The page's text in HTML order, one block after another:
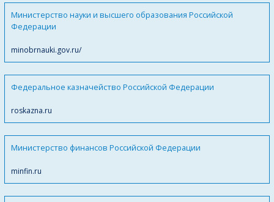
Министерство науки и высшего образования Российской
Федерации
minobrnauki.gov.ru/
Федеральное казначейство Российской Федерации
roskazna.ru
Министерство финансов Российской Федерации
minfin.ru